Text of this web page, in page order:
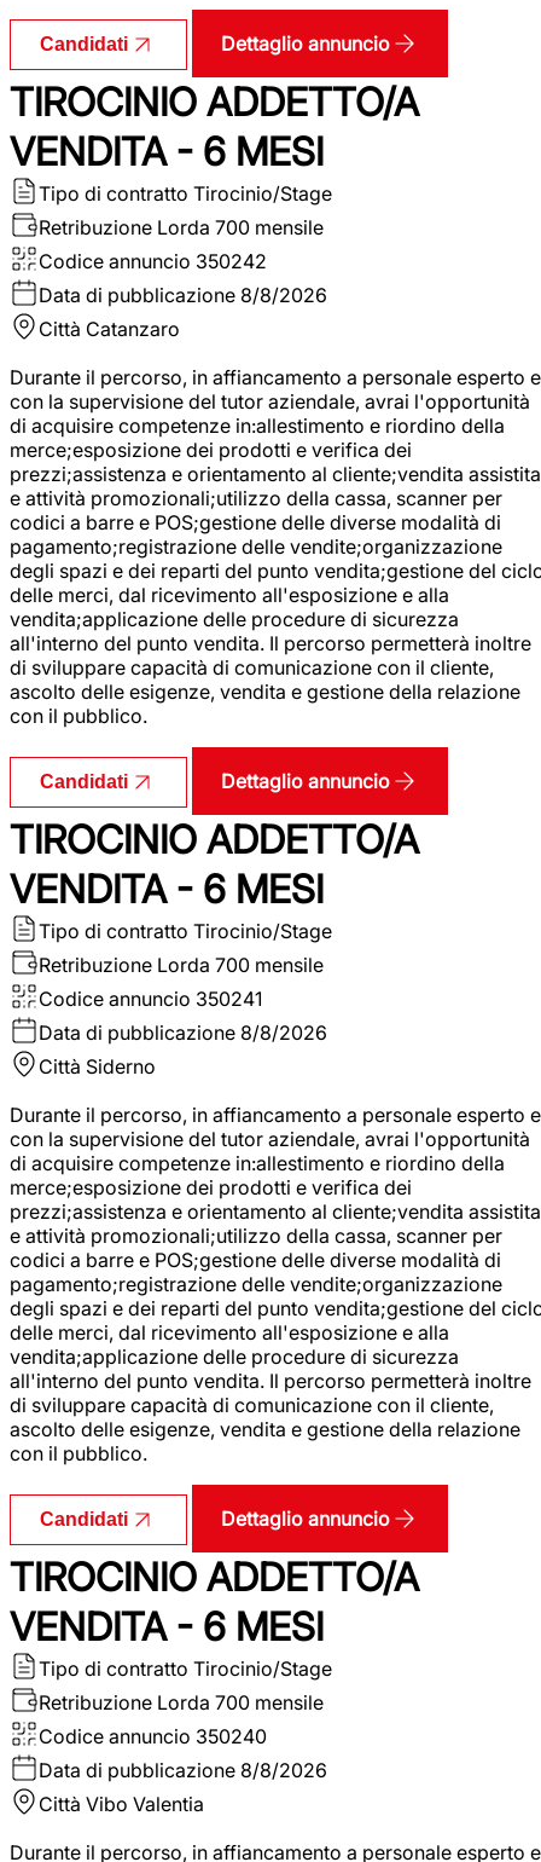
Candidati Dettaglio annuncio
TIROCINIO ADDETTO/A
VENDITA - 6 MESI
Tipo di contratto Tirocinio/Stage
Retribuzione Lorda 700 mensile
Codice annuncio 350242
Data di pubblicazione 8/8/2026
Città Catanzaro
Durante il percorso, in affiancamento a personale esperto e
con la supervisione del tutor aziendale, avrai l'opportunità
di acquisire competenze in:allestimento e riordino della
merce;esposizione dei prodotti e verifica dei
prezzi;assistenza e orientamento al cliente;vendita assistita
e attività promozionali;utilizzo della cassa, scanner per
codici a barre e POS;gestione delle diverse modalità di
pagamento;registrazione delle vendite;organizzazione
degli spazi e dei reparti del punto vendita;gestione del
delle merci, dal ricevimento all'esposizione e alla
vendita;applicazione delle procedure di sicurezza
all'interno del punto vendita. Il percorso permetterà inoltre
di sviluppare capacità di comunicazione con il cliente,
ascolto delle esigenze, vendita e gestione della relazione
con il pubblico.
Candidati Dettaglio annuncio
TIROCINIO ADDETTO/A
VENDITA - 6 MESI
Tipo di contratto Tirocinio/Stage
Retribuzione Lorda 700 mensile
Codice annuncio 350241
Data di pubblicazione 8/8/2026
Città Siderno
Durante il percorso, in affiancamento a personale esperto e
con la supervisione del tutor aziendale, avrai l'opportunità
di acquisire competenze in:allestimento e riordino della
merce;esposizione dei prodotti e verifica dei
prezzi;assistenza e orientamento al cliente;vendita assistita
e attività promozionali;utilizzo della cassa, scanner per
codici a barre e POS;gestione delle diverse modalità di
pagamento;registrazione delle vendite;organizzazione
degli spazi e dei reparti del punto vendita;gestione del
delle merci, dal ricevimento all'esposizione e alla
vendita;applicazione delle procedure di sicurezza
all'interno del punto vendita. Il percorso permetterà inoltre
di sviluppare capacità di comunicazione con il cliente,
ascolto delle esigenze, vendita e gestione della relazione
con il pubblico.
Candidati Dettaglio annuncio
TIROCINIO ADDETTO/A
VENDITA - 6 MESI
Tipo di contratto Tirocinio/Stage
Retribuzione Lorda 700 mensile
Codice annuncio 350240
Data di pubblicazione 8/8/2026
Città Vibo Valentia
Durante il percorso, in affiancamento a personale esperto e